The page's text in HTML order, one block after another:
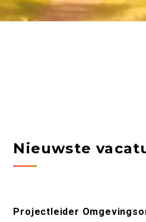
Nieuwste
Projectleider